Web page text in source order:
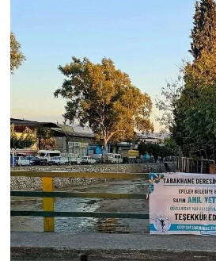
İZMİR
KÜTAHYA
MANİSA
MUĞLA
UŞAK